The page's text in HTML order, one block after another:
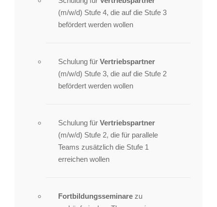
(m/w/d) Stufe 4, die auf die Stufe 3
befördert werden wollen
Schulung für Vertriebspartner
(m/w/d) Stufe 3, die auf die Stufe 2
befördert werden wollen
Schulung für Vertriebspartner
(m/w/d) Stufe 2, die für parallele
Teams zusätzlich die Stufe 1
erreichen wollen
Fortbildungsseminare zu